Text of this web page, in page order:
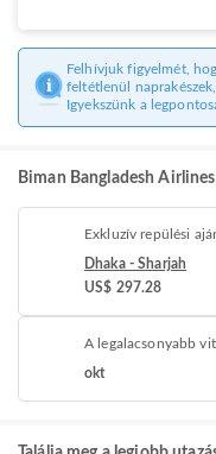
Felhívjuk figyelmét,
feltétlenül
Igyekszünk a
Biman Bangladesh
Exkluzív repülési
Dhaka - Sharjah
US$ 297.28
A legalacsonyabb
okt